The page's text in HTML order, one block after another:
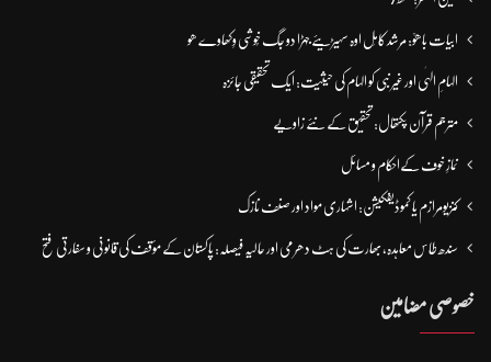
ابیات باھوؒ: مُرشد کامِل اوہ سہیڑیئے جہڑا دو جگ خُوشی وِکھاوے ھو
الہامِ الہٰی اور غیر نبی کو الہام کی حیثیت: ایک تحقیقی جائزہ
مترجم قرآن پکتھال: تحقیق کے نئے زاویے
نمازِ خوف کےاحکام و مسائل
کنزیومرازم یا کموڈیفکیشن: اشہاری مواد اور صنف نازک
سندھ طاس معاہدہ، بھارت کی ہٹ دھرمی اور حالیہ فیصلہ: پاکستان کے مؤقف کی قانونی و سفارتی فتح
خصوصی مضامین